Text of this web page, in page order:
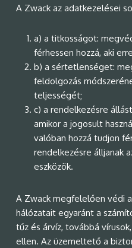
A Zwack az adatkezelései
a) a titkosságot:
férhessen hozzá, aki
b) a sértetlenséget:
feldolgozás
teljességét;
c) a rendelkezésre
amikor a jogosult
valóban hozzá tudjon
rendelkezésre álljanak
eszközök.
A Zwack megfelelően védi
hálózatait egyaránt a
tűz és árvíz, továbbá
ellen. Az üzemeltető a